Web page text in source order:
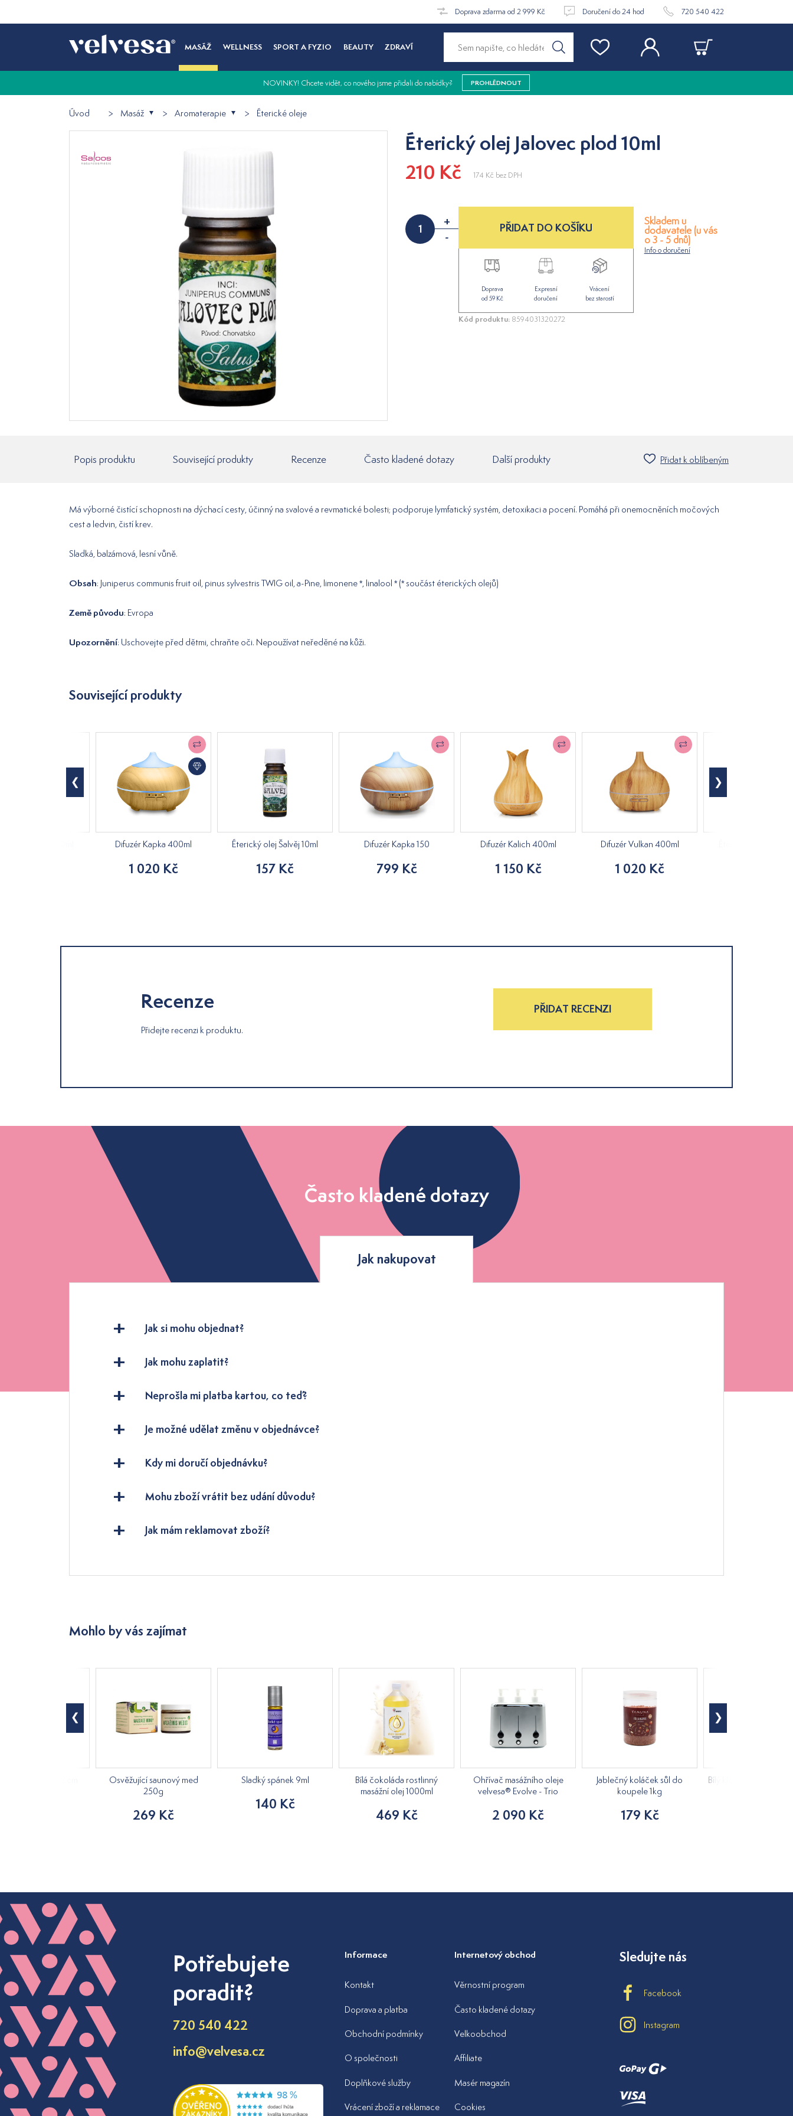
Doprava zdarma od 2 999 Kč Doručení do 24 hod 720 540 422
MASÁŽ WELLNESS SPORT A FYZIO BEAUTY ZDRAVÍ
NOVINKY! Chcete vidět, co nového jsme přidali do nabídky? PROHLÉDNOUT
Úvod Masáž Aromaterapie Éterické oleje
Éterický olej Jalovec plod 10ml
210 Kč
174 Kč bez DPH
+
-
Skladem u
dodavatele (u vás
o 3 - 5 dnů)
Info o doručení
PŘIDAT DO KOŠÍKU
Doprava
od 59 Kč
Expresní
doručení
Vrácení
bez starostí
Kód produktu: 8594031320272
Popis produktu Související produkty Recenze Často kladené dotazy Další produkty Přidat k oblíbeným
Má výborné čistící schopnosti na dýchací cesty, účinný na svalové a revmatické bolesti; podporuje lymfatický systém, detoxikaci a pocení. Pomáhá při onemocněních močových
cest a ledvin, čistí krev.
Sladká, balzámová, lesní vůně.
Obsah: Juniperus communis fruit oil, pinus sylvestris TWIG oil, a-Pine, limonene *, linalool * (* součást éterických olejů)
Země původu: Evropa
Upozornění: Uschovejte před dětmi, chraňte oči. Nepoužívat neředěné na kůži.
Související produkty
Difuzér Kapka 400ml
1 020 Kč
Éterický olej Šalvěj 10ml
157 Kč
Difuzér Kapka 150
799 Kč
Difuzér Kalich 400ml
1 150 Kč
Difuzér Vulkan 400ml
1 020 Kč
Recenze
Přidejte recenzi k produktu.
PŘIDAT RECENZI
Často kladené dotazy
Jak nakupovat
Jak si mohu objednat?
Jak mohu zaplatit?
Neprošla mi platba kartou, co teď?
Je možné udělat změnu v objednávce?
Kdy mi doručí objednávku?
Mohu zboží vrátit bez udání důvodu?
Jak mám reklamovat zboží?
Mohlo by vás zajímat
Osvěžující saunový med
250g
269 Kč
Sladký spánek 9ml
140 Kč
Bílá čokoláda rostlinný
masážní olej 1000ml
469 Kč
Ohřívač masážního oleje
velvesa® Evolve - Trio
2 090 Kč
Jablečný koláček sůl do
koupele 1kg
179 Kč
Bílý klobouk do sauny
Potřebujete
poradit?
720 540 422
info@velvesa.cz
Informace
Kontakt
Doprava a platba
Obchodní podmínky
O společnosti
Doplňkové služby
Vrácení zboží a reklamace
Internetový obchod
Věrnostní program
Často kladené dotazy
Velkoobchod
Affiliate
Masér magazín
Cookies
Sledujte nás
Facebook
Instagram